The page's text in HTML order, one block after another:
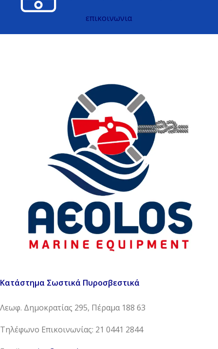
επικοινωνια
Κατάστημα Σωστικά Πυροσβεστικά
Λεωφ. Δημοκρατίας 295, Πέραμα 188 63
Τηλέφωνο Επικοινωνίας: 21 0441 2844